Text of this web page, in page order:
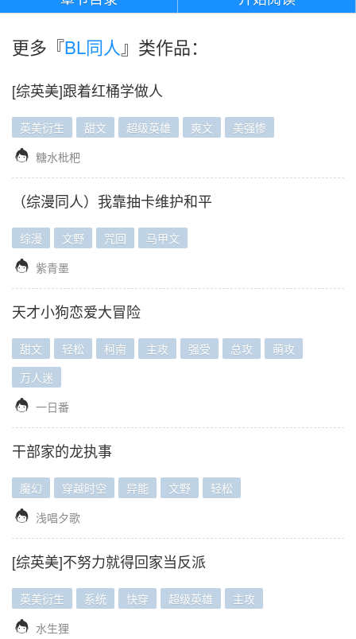
更多『BL同人 』类作品：
[综英美]跟着红桶学做人
英美衍生 甜文 超级英雄 爽文 美强惨
 糖水枇杷
（综漫同人）我靠抽卡维护和平
综漫 文野 咒回 马甲文
 紫青墨
天才小狗恋爱大冒险
甜文 轻松 柯南 主攻 强受 总攻
萌攻
万人迷
 一日番
干部家的龙执事
魔幻 穿越时空 异能 文野 轻松
 浅唱夕歌
[综英美]不努力就得回家当反派
英美衍生 系统 快穿 超级英雄 主攻
 水生狸